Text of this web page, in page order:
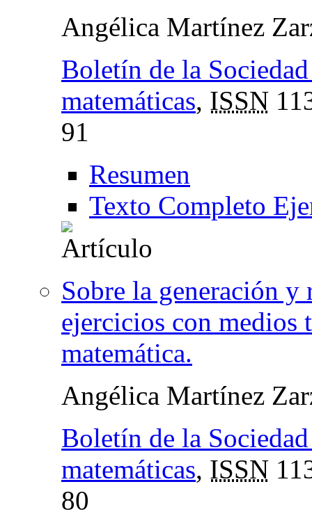
Angélica Martínez
Boletín de la
matemáticas, ISSN
91
Resumen
Texto Completo
Sobre la generación y
ejercicios con medios
matemática.
Angélica Martínez
Boletín de la
matemáticas, ISSN
80